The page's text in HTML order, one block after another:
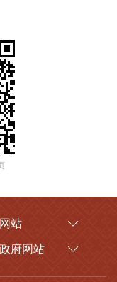
站
府网站